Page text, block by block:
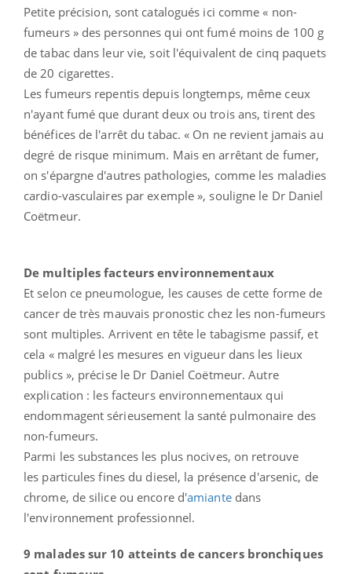
Petite précision, sont catalogués ici comme « non-
fumeurs » des personnes qui ont fumé moins de 100 g
de tabac dans leur vie, soit l'équivalent de cinq paquets
de 20 cigarettes.
Les fumeurs repentis depuis longtemps, même ceux
n'ayant fumé que durant deux ou trois ans, tirent des
bénéfices de l'arrêt du tabac. « On ne revient jamais au
degré de risque minimum. Mais en arrêtant de fumer,
on s'épargne d'autres pathologies, comme les maladies
cardio-vasculaires par exemple », souligne le Dr Daniel
Coëtmeur.
De multiples facteurs environnementaux
Et selon ce pneumologue, les causes de cette forme de
cancer de très mauvais pronostic chez les non-fumeurs
sont multiples. Arrivent en tête le tabagisme passif, et
cela « malgré les mesures en vigueur dans les lieux
publics », précise le Dr Daniel Coëtmeur. Autre
explication : les facteurs environnementaux qui
endommagent sérieusement la santé pulmonaire des
non-fumeurs.
Parmi les substances les plus nocives, on retrouve
les particules fines du diesel, la présence d'arsenic, de
chrome, de silice ou encore d'amiantedans
l'environnement professionnel.
9 malades sur 10 atteints de cancers bronchiques